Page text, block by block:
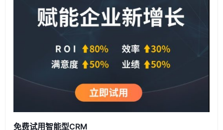
免费试用智能型CRM